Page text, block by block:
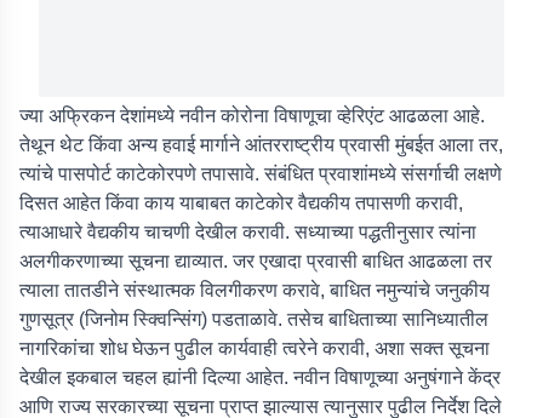
ज्या अफ्रिकन देशांमध्ये नवीन कोरोना विषाणूचा व्हेरिएंट आढळला आहे.
तेथून थेट किंवा अन्य हवाई मार्गाने आंतरराष्ट्रीय प्रवासी मुंबईत आला तर,
त्यांचे पासपोर्ट काटेकोरपणे तपासावे. संबंधित प्रवाशांमध्ये संसर्गाची लक्षणे
दिसत आहेत किंवा काय याबाबत काटेकोर वैद्यकीय तपासणी करावी,
त्याआधारे वैद्यकीय चाचणी देखील करावी. सध्याच्या पद्धतीनुसार त्यांना
अलगीकरणाच्या सूचना द्याव्यात. जर एखादा प्रवासी बाधित आढळला तर
त्याला तातडीने संस्थात्मक विलगीकरण करावे, बाधित नमुन्यांचे जनुकीय
गुणसूत्र (जिनोम स्क्विन्सिंग) पडताळावे. तसेच बाधिताच्या सानिध्यातील
नागरिकांचा शोध घेऊन पुढील कार्यवाही त्वरेने करावी, अशा सक्त सूचना
देखील इकबाल चहल ह्यांनी दिल्या आहेत. नवीन विषाणूच्या अनुषंगाने केंद्र
आणि राज्य सरकारच्या सूचना प्राप्त झाल्यास त्यानुसार पुढील निर्देश दिले